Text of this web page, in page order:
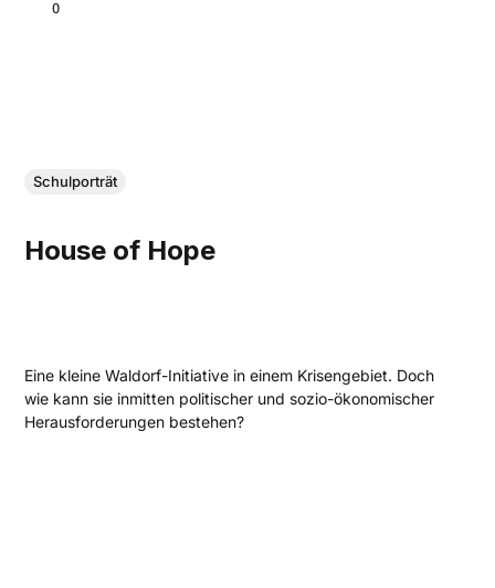
OMER ALLON
Schulporträt
House of Hope
Eine kleine Waldorf-Initiative in einem Krisengebiet. Doch
wie kann sie inmitten politischer und sozio-ökonomischer
Herausforderungen bestehen?